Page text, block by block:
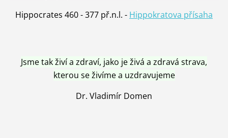
Hippocrates 460 - 377 př.n.l. - Hippokratova přísaha
Jsme tak živí a zdraví, jako je živá a zdravá strava,
kterou se živíme a uzdravujeme
Dr. Vladimír Domen